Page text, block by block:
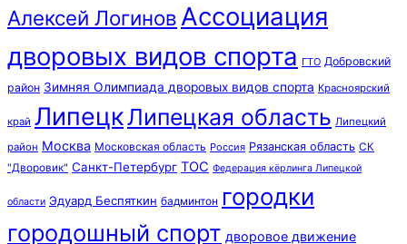
Алексей ЛогиновАссоциация
дворовых видов спорта ГТО Добровский
район Зимняя Олимпиада дворовых видов спорта Красноярский
край ЛипецкЛипецкая область Липецкий
район Москва Московская область Россия Рязанская область СК
"Дворовик" Санкт-Петербург ТОС Федерация кёрлинга Липецкой
области Эдуард Беспяткин бадминтон городки
городошный спорт дворовое движение